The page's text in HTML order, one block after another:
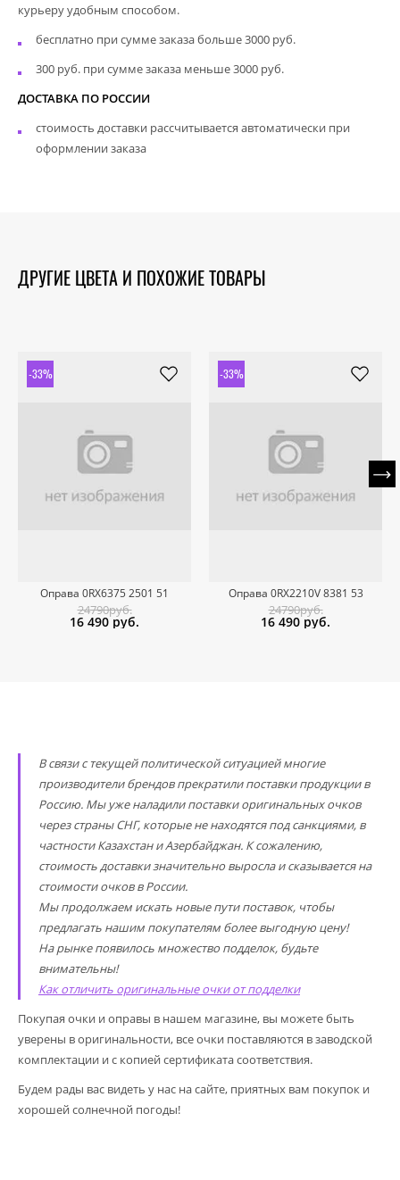
курьеру удобным способом.
бесплатно при сумме заказа больше 3000 руб.
300 руб. при сумме заказа меньше 3000 руб.
ДОСТАВКА ПО РОССИИ
стоимость доставки рассчитывается автоматически при
оформлении заказа
ДРУГИЕ ЦВЕТА И ПОХОЖИЕ ТОВАРЫ
-33%
Оправа 0RX6375 2501 51
24790руб.
16 490 руб.
-33%
Оправа 0RX2210V 8381 53
24790руб.
16 490 руб.
В связи с текущей политической ситуацией многие
производители брендов прекратили поставки продукции в
Россию. Мы уже наладили поставки оригинальных очков
через страны СНГ, которые не находятся под санкциями, в
частности Казахстан и Азербайджан. К сожалению,
стоимость доставки значительно выросла и сказывается на
стоимости очков в России.
Мы продолжаем искать новые пути поставок, чтобы
предлагать нашим покупателям более выгодную цену!
На рынке появилось множество подделок, будьте
внимательны!
Как отличить оригинальные очки от подделки
Покупая очки и оправы в нашем магазине, вы можете быть
уверены в оригинальности, все очки поставляются в заводской
комплектации и с копией сертификата соответствия.
Будем рады вас видеть у нас на сайте, приятных вам покупок и
хорошей солнечной погоды!